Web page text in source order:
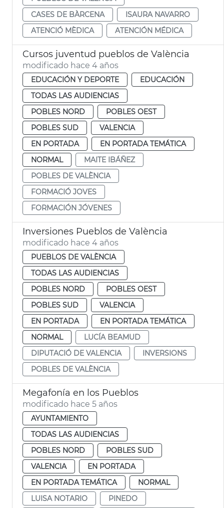
CASES DE BÀRCENA
ISAURA NAVARRO
ATENCIÓ MÈDICA
ATENCIÓN MÉDICA
Cursos juventud pueblos de València
modificado hace 4 años
EDUCACIÓN Y DEPORTE
EDUCACIÓN
TODAS LAS AUDIENCIAS
POBLES NORD
POBLES OEST
POBLES SUD
VALENCIA
EN PORTADA
EN PORTADA TEMÁTICA
NORMAL
MAITE IBÁÑEZ
POBLES DE VALÈNCIA
FORMACIÓ JOVES
FORMACIÓN JÓVENES
Inversiones Pueblos de València
modificado hace 4 años
PUEBLOS DE VALÈNCIA
TODAS LAS AUDIENCIAS
POBLES NORD
POBLES OEST
POBLES SUD
VALENCIA
EN PORTADA
EN PORTADA TEMÁTICA
NORMAL
LUCÍA BEAMUD
DIPUTACIÓ DE VALENCIA
INVERSIONS
POBLES DE VALÈNCIA
Megafonía en los Pueblos
modificado hace 5 años
AYUNTAMIENTO
TODAS LAS AUDIENCIAS
POBLES NORD
POBLES SUD
VALENCIA
EN PORTADA
EN PORTADA TEMÁTICA
NORMAL
LUISA NOTARIO
PINEDO